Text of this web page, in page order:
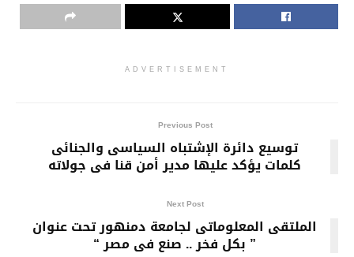
ADVERTISEMENT
Previous Post
توسيع دائرة الإشتباه السياسى والجنائى
كلمات يؤكد عليها مدير أمن قنا فى جولاته
Next Post
الملتقى المعلوماتى لجامعة دمنهور تحت عنوان
” بكل فخر .. صنع فى مصر “